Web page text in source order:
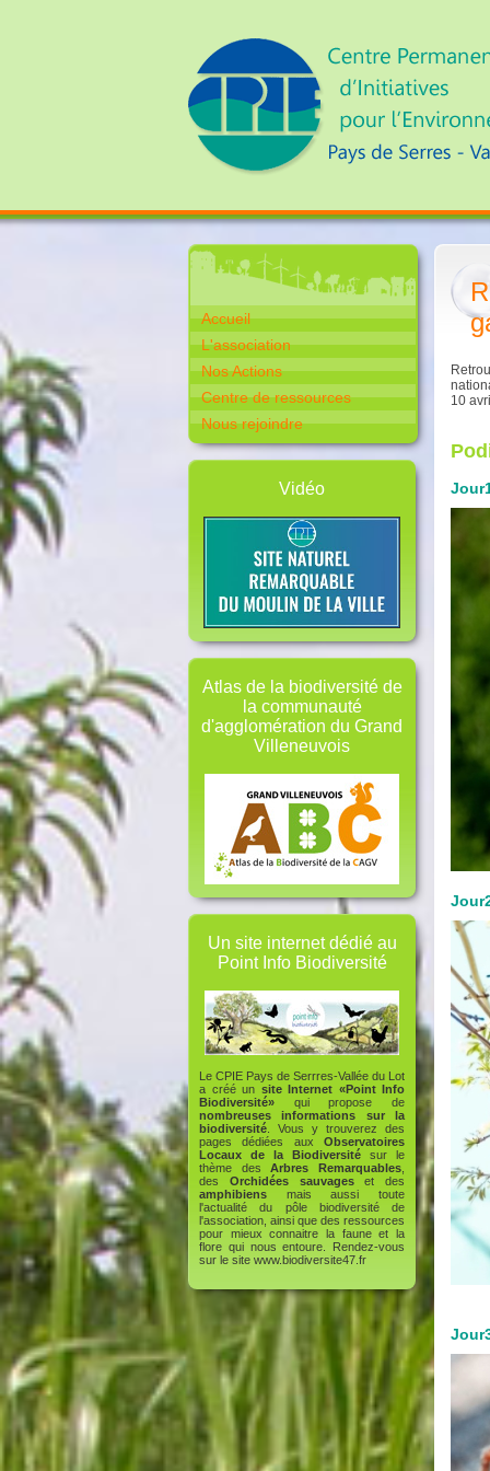
Accueil
L'association
Nos Actions
Centre de ressources
Nous rejoindre
Vidéo
Atlas de la biodiversité de
la communauté
d'agglomération du Grand
Villeneuvois
Un site internet dédié au
Point Info Biodiversité
Le CPIE Pays de Serrres-Vallée du Lot
a créé un site Internet «Point Info
Biodiversité» qui propose de
nombreuses informations sur la
biodiversité . Vous y trouverez des
pages dédiées aux Observatoires
Locaux de la Biodiversité sur le
thème desArbres Remarquables
des Orchidées sauvageset des
amphibiens mais aussi toute
l'actualité du pôle biodiversité de
l'association, ainsi que des ressources
pour mieux connaitre la faune et la
flore qui nous entoure. Rendez-vous
sur le site www.biodiversite47.fr
10